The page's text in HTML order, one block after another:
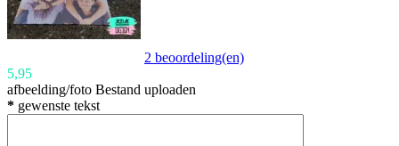
2 beoordeling(en)
5,95
afbeelding/foto Bestand uploaden
* gewenste tekst